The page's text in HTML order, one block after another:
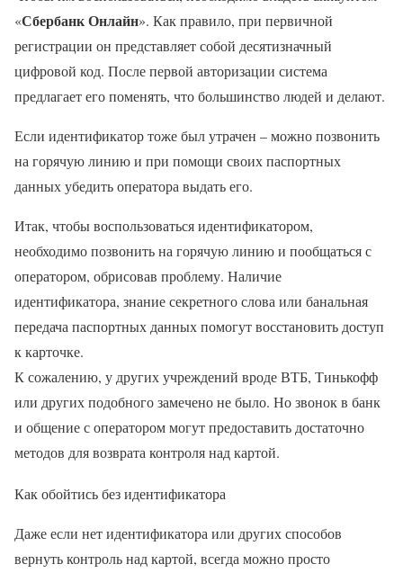
«Сбербанк Онлайн». Как правило, при первичной
регистрации он представляет собой десятизначный
цифровой код. После первой авторизации система
предлагает его поменять, что большинство людей и делают.
Если идентификатор тоже был утрачен – можно позвонить
на горячую линию и при помощи своих паспортных
данных убедить оператора выдать его.
Итак, чтобы воспользоваться идентификатором,
необходимо позвонить на горячую линию и пообщаться с
оператором, обрисовав проблему. Наличие
идентификатора, знание секретного слова или банальная
передача паспортных данных помогут восстановить доступ
к карточке.
К сожалению, у других учреждений вроде ВТБ, Тинькофф
или других подобного замечено не было. Но звонок в банк
и общение с оператором могут предоставить достаточно
методов для возврата контроля над картой.
Как обойтись без идентификатора
Даже если нет идентификатора или других способов
вернуть контроль над картой, всегда можно просто